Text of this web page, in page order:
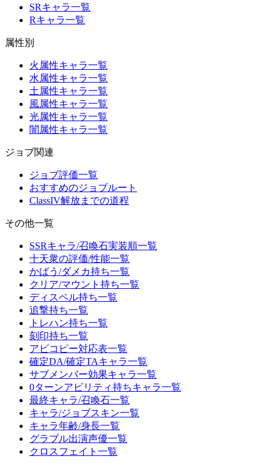
SRキャラ一覧
Rキャラ一覧
属性別
火属性キャラ一覧
水属性キャラ一覧
土属性キャラ一覧
風属性キャラ一覧
光属性キャラ一覧
闇属性キャラ一覧
ジョブ関連
ジョブ評価一覧
おすすめのジョブルート
ClassIV解放までの道程
その他一覧
SSRキャラ/召喚石実装順一覧
十天衆の評価/性能一覧
かばう/ダメカ持ち一覧
クリア/マウント持ち一覧
ディスペル持ち一覧
追撃持ち一覧
トレハン持ち一覧
刻印持ち一覧
アビコピー対応表一覧
確定DA/確定TAキャラ一覧
サブメンバー効果キャラ一覧
0ターンアビリティ持ちキャラ一覧
最終キャラ/召喚石一覧
キャラ/ジョブスキン一覧
キャラ年齢/身長一覧
グラブル出演声優一覧
クロスフェイト一覧